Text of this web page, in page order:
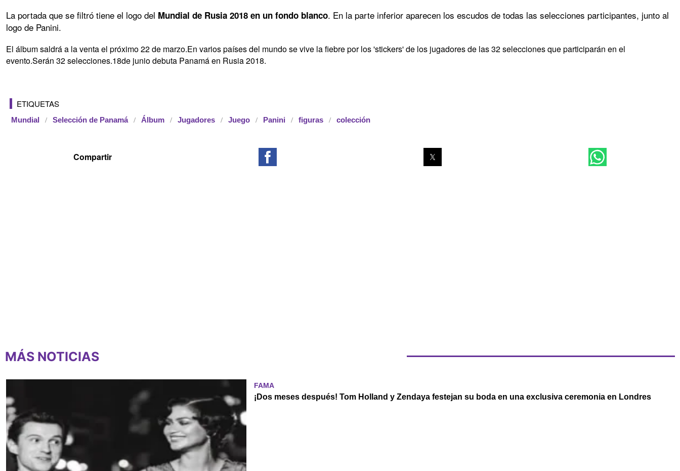
La portada que se filtró tiene el logo del Mundial de Rusia 2018 en un fondo blanco. En la parte inferior aparecen los escudos de todas las selecciones participantes, junto al
logo de Panini.
El álbum saldrá a la venta el próximo 22 de marzo.En varios países del mundo se vive la fiebre por los 'stickers' de los jugadores de las 32 selecciones que participarán en el
evento.Serán 32 selecciones.18de junio debuta Panamá en Rusia 2018.
ETIQUETAS
Mundial Selección de Panamá Álbum Jugadores Juego Panini figuras colección
MÁS NOTICIAS
FAMA
¡Dos meses después! Tom Holland y Zendaya festejan su boda en una exclusiva ceremonia en Londres